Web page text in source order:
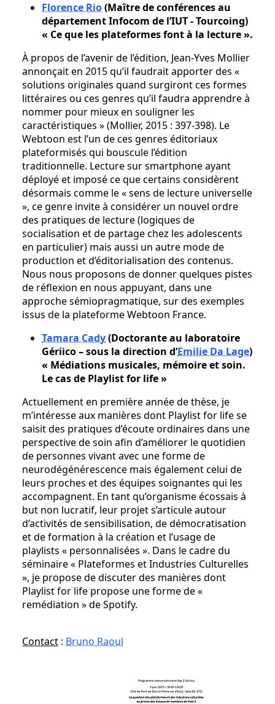
Florence Rio(Maître de conférences au
département Infocom de l’IUT - Tourcoing)
« Ce que les plateformes font à la lecture ».
À propos de l’avenir de l’édition, Jean-Yves Mollier
annonçait en 2015 qu’il faudrait apporter des «
solutions originales quand surgiront ces formes
littéraires ou ces genres qu’il faudra apprendre à
nommer pour mieux en souligner les
caractéristiques » (Mollier, 2015 : 397-398). Le
Webtoon est l’un de ces genres éditoriaux
plateformisés qui bouscule l’édition
traditionnelle. Lecture sur smartphone ayant
déployé et imposé ce que certains considèrent
désormais comme le « sens de lecture universelle
», ce genre invite à considérer un nouvel ordre
des pratiques de lecture (logiques de
socialisation et de partage chez les adolescents
en particulier) mais aussi un autre mode de
production et d’éditorialisation des contenus.
Nous nous proposons de donner quelques pistes
de réflexion en nous appuyant, dans une
approche sémiopragmatique, sur des exemples
issus de la plateforme Webtoon France.
Tamara Cady(Doctorante au laboratoire
Gériico – sous la direction d’Emilie Da Lage)
« Médiations musicales, mémoire et soin.
Le cas de Playlist for life »
Actuellement en première année de thèse, je
m’intéresse aux manières dont Playlist for life se
saisit des pratiques d’écoute ordinaires dans une
perspective de soin afin d’améliorer le quotidien
de personnes vivant avec une forme de
neurodégénérescence mais également celui de
leurs proches et des équipes soignantes qui les
accompagnent. En tant qu’organisme écossais à
but non lucratif, leur projet s’articule autour
d’activités de sensibilisation, de démocratisation
et de formation à la création et l’usage de
playlists « personnalisées ». Dans le cadre du
séminaire « Plateformes et Industries Culturelles
», je propose de discuter des manières dont
Playlist for life propose une forme de «
remédiation » de Spotify.
Contact : Bruno Raoul